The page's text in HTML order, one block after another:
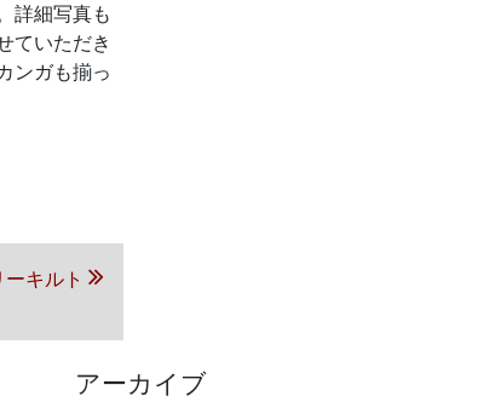
詳細写真も
ていただき
ンガも揃っ
キルト
アーカイブ